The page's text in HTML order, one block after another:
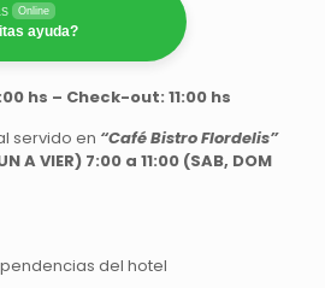
Online
ayuda?
hs – Check-out: 11:00 hs
servido en “Café Bistro Flordelis”
A VIER) 7:00 a 11:00 (SAB, DOM
del hotel